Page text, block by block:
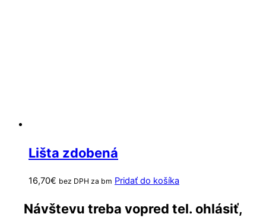
Lišta zdobená
16,70€ bez DPH za bm Pridať do košíka
Návštevu treba vopred tel. ohlásiť,